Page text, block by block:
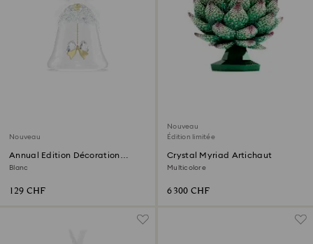
Nouveau
Annual Edition Décoration
Cloche 2026
Blanc
129 CHF
Nouveau
Édition limitée
Crystal Myriad Artichaut
Multicolore
6 300 CHF